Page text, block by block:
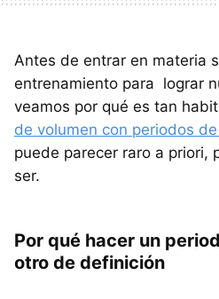
Antes de entrar en materia
entrenamiento para lograr
veamos por qué es tan
de volumen con periodos
puede parecer raro a priori,
ser.
Por qué hacer un
otro de definición